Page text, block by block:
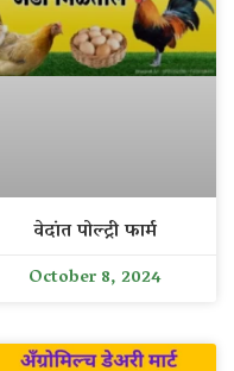
वेदांत पोल्ट्री फार्म
October 8, 2024